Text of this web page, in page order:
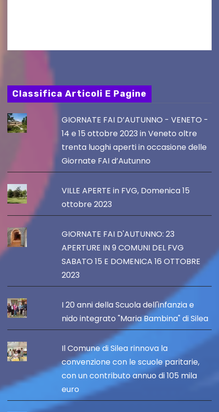
Classifica Articoli E Pagine
GIORNATE FAI D’AUTUNNO - VENETO -
14 e 15 ottobre 2023 in Veneto oltre
trenta luoghi aperti in occasione delle
Giornate FAI d’Autunno
VILLE APERTE in FVG, Domenica 15
ottobre 2023
GIORNATE FAI D'AUTUNNO: 23
APERTURE IN 9 COMUNI DEL FVG
SABATO 15 E DOMENICA 16 OTTOBRE
2023
I 20 anni della Scuola dell'infanzia e
nido integrato "Maria Bambina" di Silea
Il Comune di Silea rinnova la
convenzione con le scuole paritarie,
con un contributo annuo di 105 mila
euro